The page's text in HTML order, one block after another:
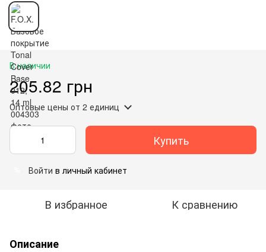
В наличии
205.82 грн
Оптовые цены от 2 единиц
Купить
Войти в личный кабинет
В избранное К сравнению
Описание